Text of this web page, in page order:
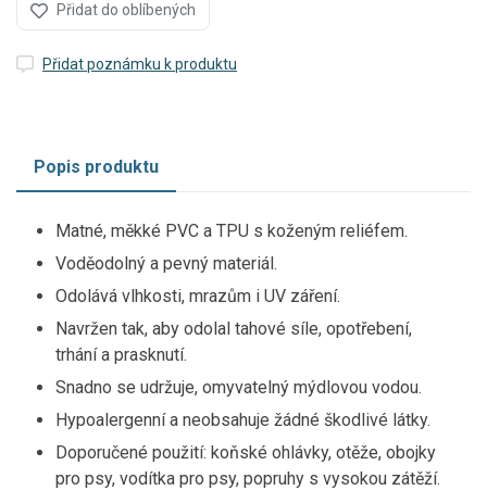
Přidat do oblíbených
Přidat poznámku k produktu
Popis produktu
Matné, měkké PVC a TPU s koženým reliéfem.
Voděodolný a pevný materiál.
Odolává vlhkosti, mrazům i UV záření.
Navržen tak, aby odolal tahové síle, opotřebení,
trhání a prasknutí.
Snadno se udržuje, omyvatelný mýdlovou vodou.
Hypoalergenní a neobsahuje žádné škodlivé látky.
Doporučené použití: koňské ohlávky, otěže, obojky
pro psy, vodítka pro psy, popruhy s vysokou zátěží.